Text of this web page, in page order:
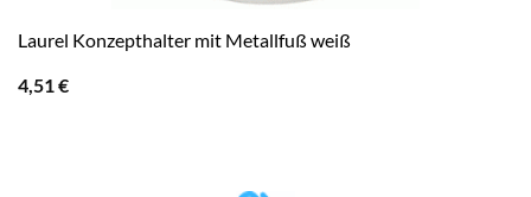
Laurel Konzepthalter mit Metallfuß weiß
4,51€